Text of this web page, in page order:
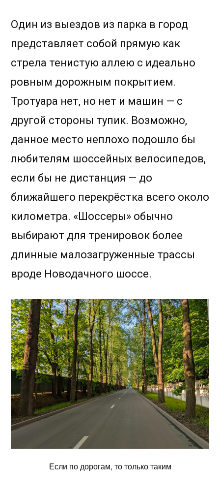
Один из выездов из парка в город
представляет собой прямую как
стрела тенистую аллею с идеально
ровным дорожным покрытием.
Тротуара нет, но нет и машин — с
другой стороны тупик. Возможно,
данное место неплохо подошло бы
любителям шоссейных велосипедов,
если бы не дистанция — до
ближайшего перекрёстка всего около
километра. «Шоссеры» обычно
выбирают для тренировок более
длинные малозагруженные трассы
вроде Новодачного шоссе.
Если по дорогам, то только таким